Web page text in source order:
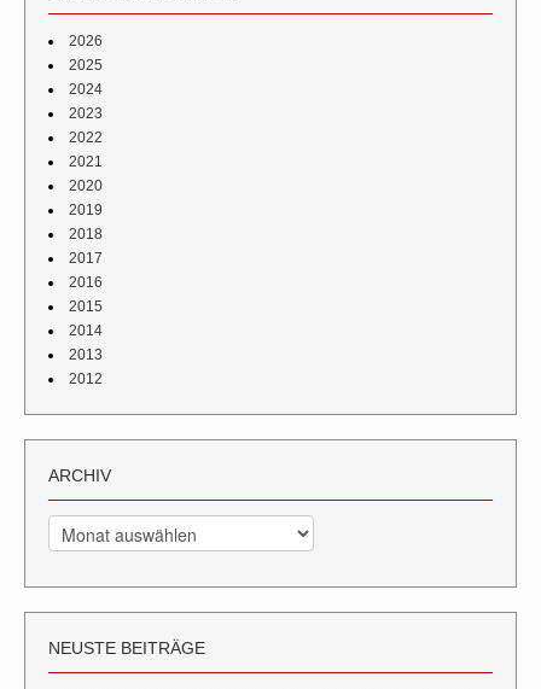
2026
2025
2024
2023
2022
2021
2020
2019
2018
2017
2016
2015
2014
2013
2012
ARCHIV
Archiv
NEUSTE BEITRÄGE